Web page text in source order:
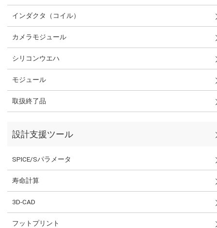
インダクタ（コイル）
カメラモジュール
シリコンウエハ
モジュール
取扱終了品
設計支援ツール
SPICE/Sパラメータ
寿命計算
3D-CAD
フットプリント